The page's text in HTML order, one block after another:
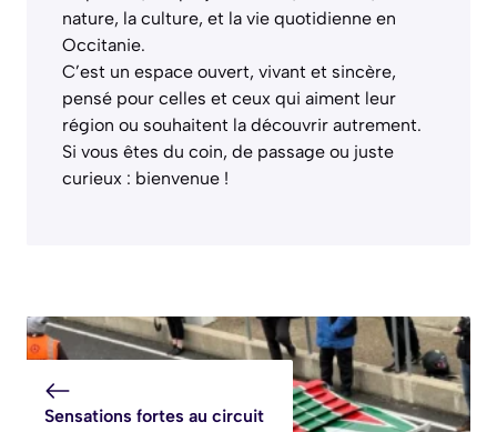
nature, la culture, et la vie quotidienne en
Occitanie.
C’est un espace ouvert, vivant et sincère,
pensé pour celles et ceux qui aiment leur
région ou souhaitent la découvrir autrement.
Si vous êtes du coin, de passage ou juste
curieux : bienvenue !
Sensations fortes au circuit